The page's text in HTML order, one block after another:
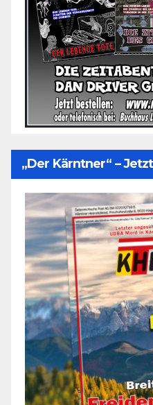
„Der Kärntner“ –